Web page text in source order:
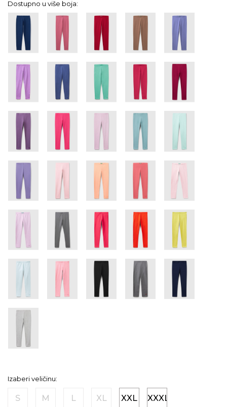
Dostupno u više boja:
Izaberi veličinu:
S M L XL XXL XXXL